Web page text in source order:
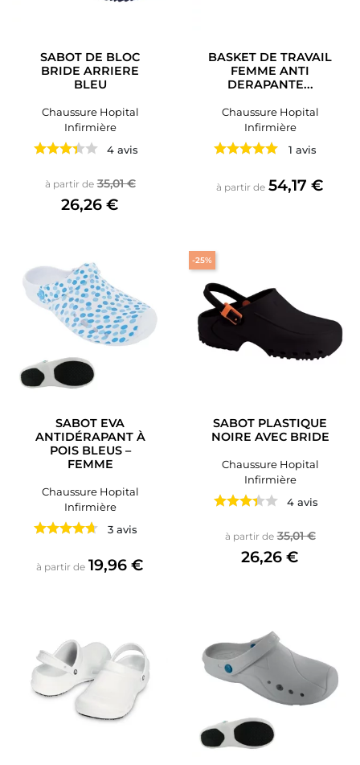
SABOT DE BLOC
BRIDE ARRIERE
BLEU
Chaussure Hopital
Infirmière
4 avis
à partir de Prix de base
35,01 €Prix
26,26 €
BASKET DE TRAVAIL
FEMME ANTI
DERAPANTE...
Chaussure Hopital
Infirmière
1 avis
à partir de Prix
54,17 €
SABOT EVA
ANTIDÉRAPANT À
POIS BLEUS –
FEMME
Chaussure Hopital
Infirmière
3 avis
à partir de Prix
19,96 €
SABOT PLASTIQUE
NOIRE AVEC BRIDE
Chaussure Hopital
Infirmière
4 avis
à partir de Prix de base
35,01 €Prix
26,26 €
-25%